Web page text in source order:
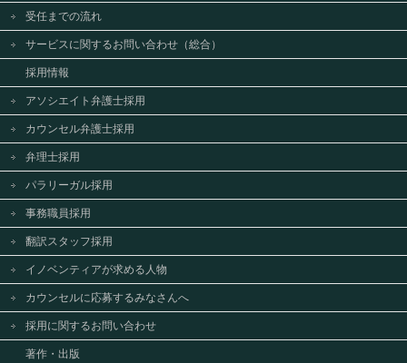
受任までの流れ
サービスに関するお問い合わせ（総合）
採用情報
アソシエイト弁護士採用
カウンセル弁護士採用
弁理士採用
パラリーガル採用
事務職員採用
翻訳スタッフ採用
イノベンティアが求める人物
カウンセルに応募するみなさんへ
採用に関するお問い合わせ
著作・出版